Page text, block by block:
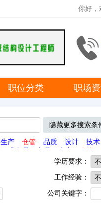
你好，
职位分类 职场
隐藏更多搜索条
生产 仓管 品质 设计 技术
业务员 文员 生产 仓管
学历要求：
工作经验：
公司关键字：